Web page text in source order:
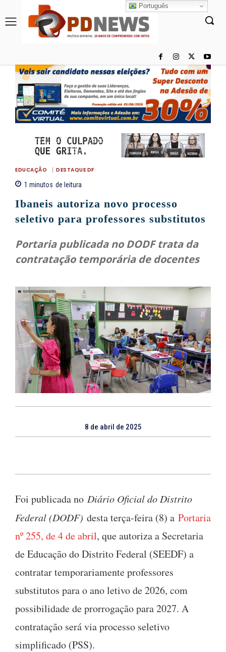
EDUCAÇÃO DESTAQUE DF
1 minutos de leitura
Ibaneis autoriza novo processo
seletivo para professores substitutos
Portaria publicada no DODF trata da
contratação temporária de docentes
8 de abril de 2025
Foi publicada no Diário Oficial do Distrito
Federal (DODF) desta terça-feira (8) a Portaria
nº 255, de 4 de abril, que autoriza a Secretaria
de Educação do Distrito Federal (SEEDF) a
contratar temporariamente professores
substitutos para o ano letivo de 2026, com
possibilidade de prorrogação para 2027. A
contratação será via processo seletivo
simplificado (PSS).
Português